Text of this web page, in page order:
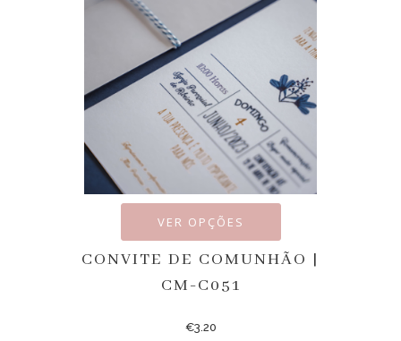
VER OPÇÕES
CONVITE DE COMUNHÃO |
CM-C051
€3.20